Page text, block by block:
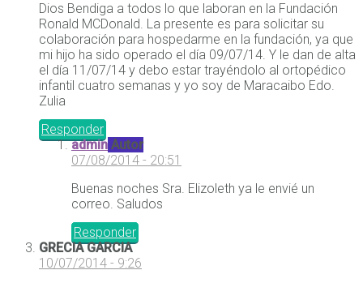
Dios Bendiga a todos lo que laboran en la Fundación
Ronald MCDonald. La presente es para solicitar su
colaboración para hospedarme en la fundación, ya que
mi hijo ha sido operado el día 09/07/14. Y le dan de alta
el día 11/07/14 y debo estar trayéndolo al ortopédico
infantil cuatro semanas y yo soy de Maracaibo Edo.
Zulia
Responder
admin Autor
07/08/2014 - 20:51
Buenas noches Sra. Elizoleth ya le envié un
correo. Saludos
Responder
GRECIA GARCIA
10/07/2014 - 9:26